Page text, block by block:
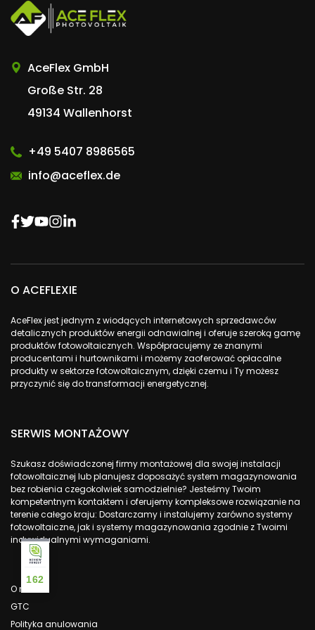
AceFlex GmbH
Große Str. 28
49134 Wallenhorst
+49 5407 8986565
info@aceflex.de
O ACEFLEXIE
AceFlex jest jednym z wiodących internetowych sprzedawców
detalicznych produktów energii odnawialnej i oferuje szeroką gamę
produktów fotowoltaicznych. Współpracujemy ze znanymi
producentami i hurtownikami i możemy zaoferować opłacalne
produkty w sektorze fotowoltaicznym, dzięki czemu i Ty możesz
przyczynić się do transformacji energetycznej.
SERWIS MONTAŻOWY
Szukasz doświadczonej firmy montażowej dla swojej instalacji
fotowoltaicznej lub planujesz doposażyć system magazynowania
bez robienia czegokolwiek samodzielnie? Jesteśmy Twoim
kompetentnym kontaktem i oferujemy kompleksowe rozwiązanie na
terenie całego kraju: Dostarczamy i instalujemy zarówno systemy
fotowoltaiczne, jak i systemy magazynowania zgodnie z Twoimi
indywidualnymi wymaganiami.
O nas
GTC
Polityka anulowania
162